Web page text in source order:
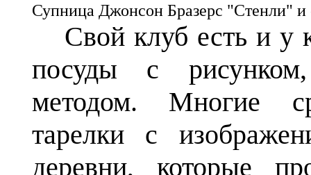
Супница Джонсон Бразерс "Стенли"
Свой клуб есть и у
посуды с
методом. Многие
тарелки с
деревни, которые